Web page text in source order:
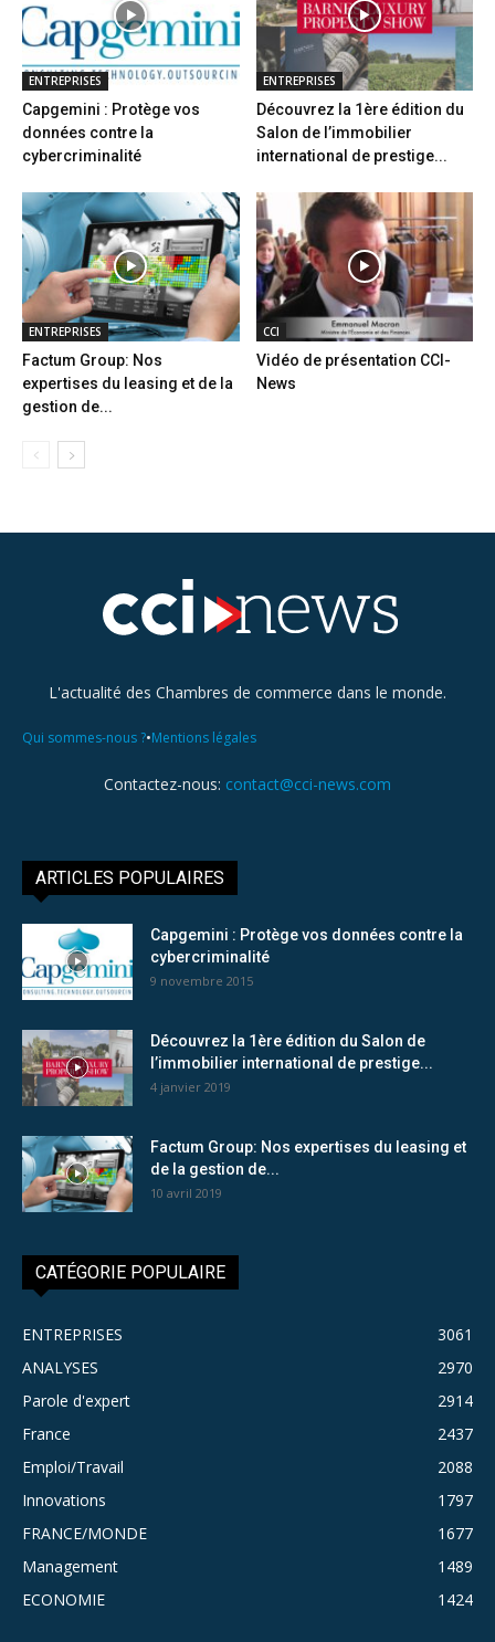
ENTREPRISES
Capgemini : Protège vos
données contre la
cybercriminalité
ENTREPRISES
Découvrez la 1ère édition du
Salon de l’immobilier
international de prestige...
ENTREPRISES
Factum Group: Nos
expertises du leasing et de la
gestion de...
CCI
Vidéo de présentation CCI-
News
L'actualité des Chambres de commerce dans le monde.
Qui sommes-nous ?•Mentions légales
Contactez-nous: contact@cci-news.com
ARTICLES POPULAIRES
Capgemini : Protège vos données contre la
cybercriminalité
9 novembre 2015
Découvrez la 1ère édition du Salon de
l’immobilier international de prestige...
4 janvier 2019
Factum Group: Nos expertises du leasing et
de la gestion de...
10 avril 2019
CATÉGORIE POPULAIRE
ENTREPRISES
3061
ANALYSES
2970
Parole d'expert
2914
France
2437
Emploi/Travail
2088
Innovations
1797
FRANCE/MONDE
1677
Management
1489
ECONOMIE
1424